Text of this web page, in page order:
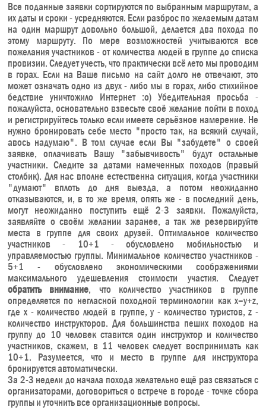
Все поданные заявки сортируются по выбранным маршрутам, а
их даты и сроки - усредняются. Если разброс по желаемым датам
на один маршрут довольно большой, делается два похода по
этому маршруту. По мере возможностей учитываются все
пожелания участников - от количества людей в группе до списка
провизии. Следует учесть, что практически всё лето мы проводим
в горах. Если на Ваше письмо на сайт долго не отвечают, это
может означать одно из двух - либо мы в горах, либо стихийное
бедствие уничтожило Интернет :o) Убедительная просьба -
пожалуйста, основательно взвесьте своё желание пойти в поход
и регистрируйтесь только если имеете серьёзное намерение. Не
нужно бронировать себе место "просто так, на всякий случай,
авось надумаю". В том случае если Вы "забудете" о своей
заявке, оплачивать Вашу "забывчивость" будут остальные
участники. Следите за датами намеченных походов (правый
столбик). Для нас вполне естественна ситуация, когда участники
"думают" вплоть до дня выезда, а потом неожиданно
отказываются, и, в то же время, опять же - в последний день,
могут неожиданно поступить ещё 2-3 заявки. Пожалуйста,
заявляйте о своём желании заранее, а так же резервируйте
места в группе для своих друзей. Оптимальное количество
участников - 10+1 - обусловлено мобильностью и
управляемостью группы. Минимальное количество участников -
5+1 - обусловлено экономическими соображениями
максимального удешевления стоимости участия. Следует
обратить внимание, что количество участников в группе
определяется по негласной походной терминологии как x=y+z,
где x - количество людей в группе, y - количество туристов, z -
количество инструкторов. Для большинства пеших походов на
группу до 10 человек ставится один инструктор и количество
участников, скажем, в 11 человек следует воспринимать как
10+1. Разумеется, что и место в группе для инструктора
бронируется автоматически.
За 2-3 недели до начала похода желательно ещё раз связаться с
организаторами, договориться о встрече в городе - точке сбора
группы и уточнить все организационные вопросы.